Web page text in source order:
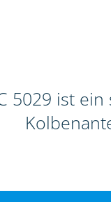
5029 ist